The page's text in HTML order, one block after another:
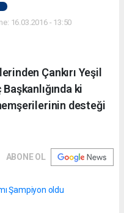
16.03.2016 - 13:50
Çankırı Yeşil
ki
desteği
ABONE OL